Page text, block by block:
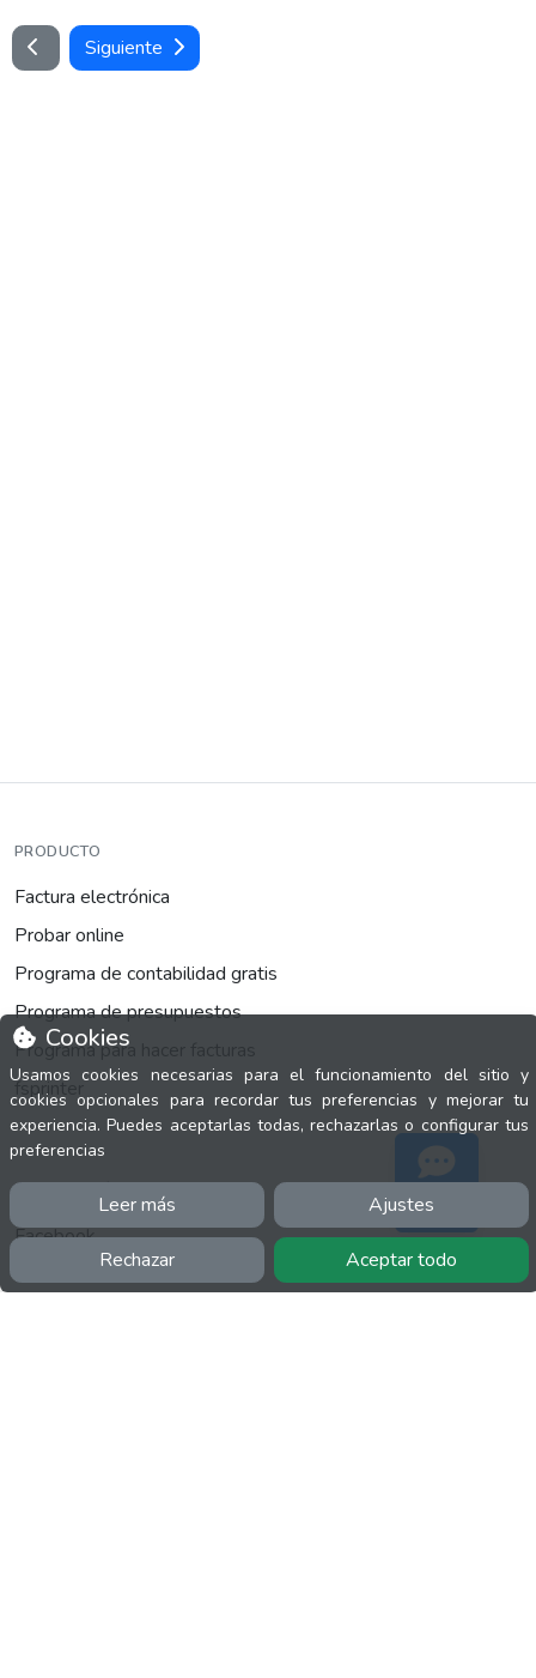
Siguiente
Cookies
Usamos cookies necesarias para el funcionamiento del sitio y
cookies opcionales para recordar tus preferencias y mejorar tu
experiencia. Puedes aceptarlas todas, rechazarlas o configurar tus
preferencias
Leer más Ajustes
Rechazar Aceptar todo
PRODUCTO
Factura electrónica
Probar online
Programa de contabilidad gratis
Programa de presupuestos
Programa para hacer facturas
fsprinter
INFORMACIÓN
Facebook
Polícita de cookies
Soporte